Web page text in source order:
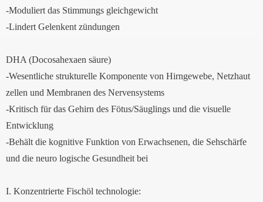
-Moduliert das Stimmungs gleichgewicht
-Lindert Gelenkent zündungen
DHA (Docosahexaen säure)
-Wesentliche strukturelle Komponente von Hirngewebe, Netzhaut
zellen und Membranen des Nervensystems
-Kritisch für das Gehirn des Fötus/Säuglings und die visuelle
Entwicklung
-Behält die kognitive Funktion von Erwachsenen, die Sehschärfe
und die neuro logische Gesundheit bei
I. Konzentrierte Fischöl technologie: